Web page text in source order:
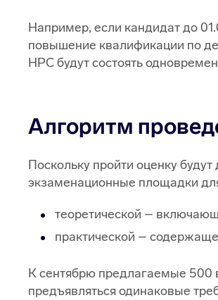
Например, если кандидат до
повышение квалификации по
НРС будут состоять
Алгоритм
Поскольку пройти оценку
экзаменационные площадки
теоретической –
практической –
К сентябрю предлагаемые 500
предъявляться одинаковые